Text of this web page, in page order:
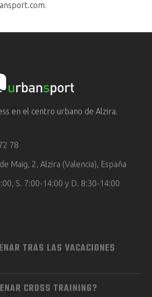
.
en el centro urbano de Alzira.
78
Maig, 2, Alzira (Valencia), España
S. 7:00-14:00 y D. 8:30-14:00
TRAS LAS VACACIONES
CROSS TRAINING?